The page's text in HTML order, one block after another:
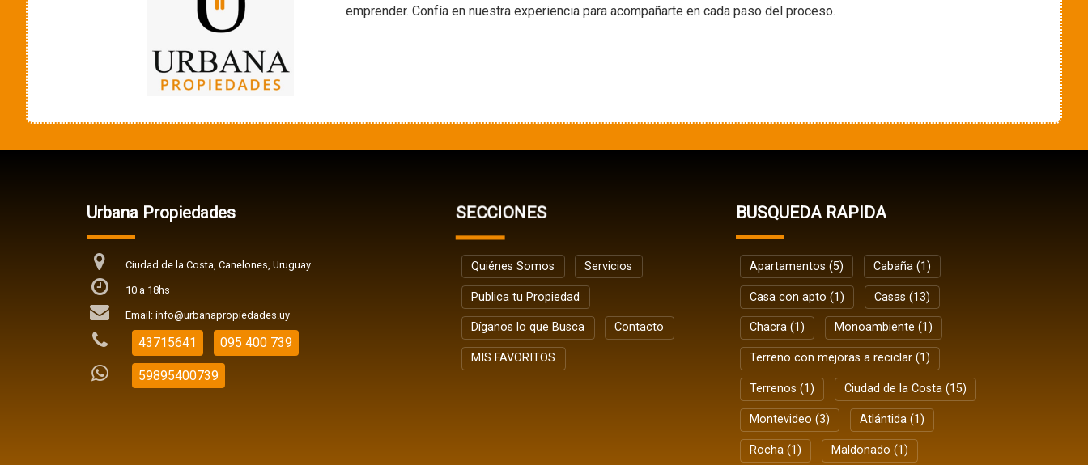
emprender. Confía en nuestra experiencia para acompañarte en cada paso del proceso.
Urbana Propiedades
Ciudad de la Costa, Canelones, Uruguay
10 a 18hs
Email: info@urbanapropiedades.uy
43715641 095 400 739
59895400739
SECCIONES
Quiénes Somos Servicios
Publica tu Propiedad
Díganos lo que Busca Contacto
MIS FAVORITOS
BUSQUEDA RAPIDA
Apartamentos (5) Cabaña (1)
Casa con apto (1) Casas (13)
Chacra (1) Monoambiente (1)
Terreno con mejoras a reciclar (1)
Terrenos (1) Ciudad de la Costa (15)
Montevideo (3) Atlántida (1)
Rocha (1) Maldonado (1)